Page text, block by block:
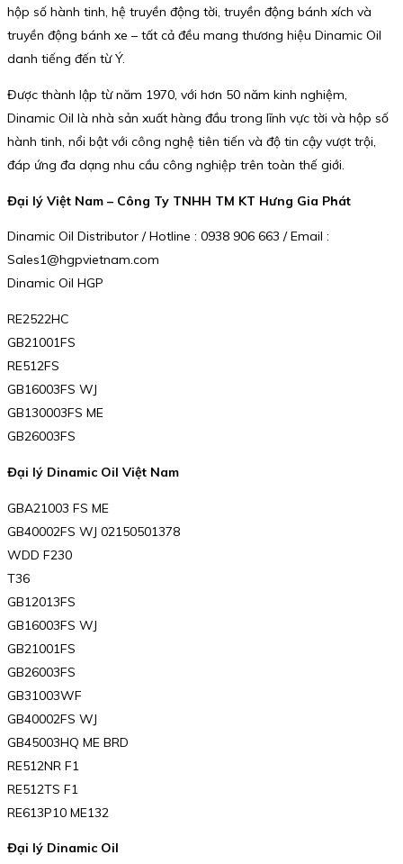
hộp số hành tinh, hệ truyền động tời, truyền động bánh xích và
truyền động bánh xe – tất cả đều mang thương hiệu Dinamic Oil
danh tiếng đến từ Ý.
Được thành lập từ năm 1970, với hơn 50 năm kinh nghiệm,
Dinamic Oil là nhà sản xuất hàng đầu trong lĩnh vực tời và hộp số
hành tinh, nổi bật với công nghệ tiên tiến và độ tin cậy vượt trội,
đáp ứng đa dạng nhu cầu công nghiệp trên toàn thế giới.
Đại lý Việt Nam – Công Ty TNHH TM KT Hưng Gia Phát
Dinamic Oil Distributor / Hotline : 0938 906 663 / Email :
Sales1@hgpvietnam.com
Dinamic Oil HGP
RE2522HC
GB21001FS
RE512FS
GB16003FS WJ
GB130003FS ME
GB26003FS
Đại lý Dinamic Oil Việt Nam
GBA21003 FS ME
GB40002FS WJ 02150501378
WDD F230
T36
GB12013FS
GB16003FS WJ
GB21001FS
GB26003FS
GB31003WF
GB40002FS WJ
GB45003HQ ME BRD
RE512NR F1
RE512TS F1
RE613P10 ME132
Đại lý Dinamic Oil